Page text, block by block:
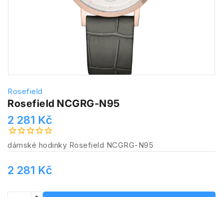
Rosefield
Rosefield NCGRG-N95
2 281 Kč
dámské hodinky Rosefield NCGRG-N95
2 281 Kč